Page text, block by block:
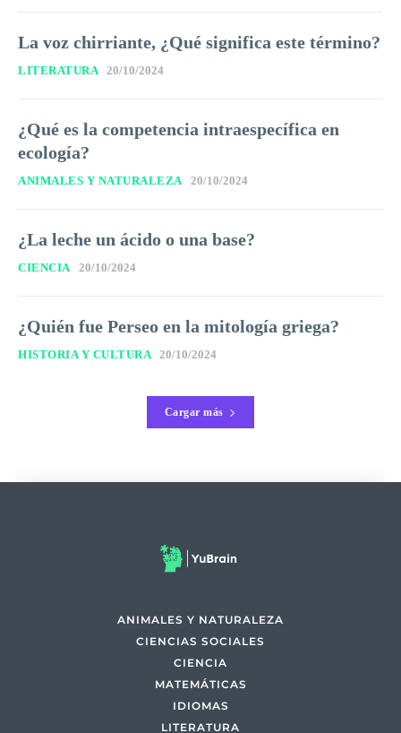
La voz chirriante, ¿Qué significa este término?
LITERATURA 20/10/2024
¿Qué es la competencia intraespecífica en
ecología?
ANIMALES Y NATURALEZA 20/10/2024
¿La leche un ácido o una base?
CIENCIA 20/10/2024
¿Quién fue Perseo en la mitología griega?
HISTORIA Y CULTURA 20/10/2024
Cargar más
ANIMALES Y NATURALEZA
CIENCIAS SOCIALES
CIENCIA
MATEMÁTICAS
IDIOMAS
LITERATURA